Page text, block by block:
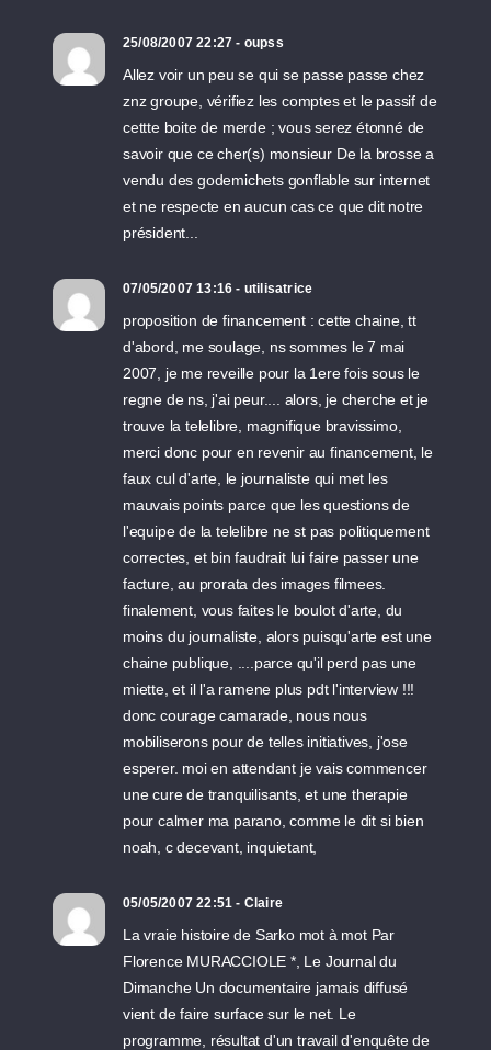
25/08/2007 22:27 - oupss
Allez voir un peu se qui se passe passe chez
znz groupe, vérifiez les comptes et le passif de
cettte boite de merde ; vous serez étonné de
savoir que ce cher(s) monsieur De la brosse a
vendu des godemichets gonflable sur internet
et ne respecte en aucun cas ce que dit notre
président...
07/05/2007 13:16 - utilisatrice
proposition de financement : cette chaine, tt
d'abord, me soulage, ns sommes le 7 mai
2007, je me reveille pour la 1ere fois sous le
regne de ns, j'ai peur.... alors, je cherche et je
trouve la telelibre, magnifique bravissimo,
merci donc pour en revenir au financement, le
faux cul d'arte, le journaliste qui met les
mauvais points parce que les questions de
l'equipe de la telelibre ne st pas politiquement
correctes, et bin faudrait lui faire passer une
facture, au prorata des images filmees.
finalement, vous faites le boulot d'arte, du
moins du journaliste, alors puisqu'arte est une
chaine publique, ....parce qu'il perd pas une
miette, et il l'a ramene plus pdt l'interview !!!
donc courage camarade, nous nous
mobiliserons pour de telles initiatives, j'ose
esperer. moi en attendant je vais commencer
une cure de tranquilisants, et une therapie
pour calmer ma parano, comme le dit si bien
noah, c decevant, inquietant,
05/05/2007 22:51 - Claire
La vraie histoire de Sarko mot à mot Par
Florence MURACCIOLE *, Le Journal du
Dimanche Un documentaire jamais diffusé
vient de faire surface sur le net. Le
programme, résultat d'un travail d'enquête de